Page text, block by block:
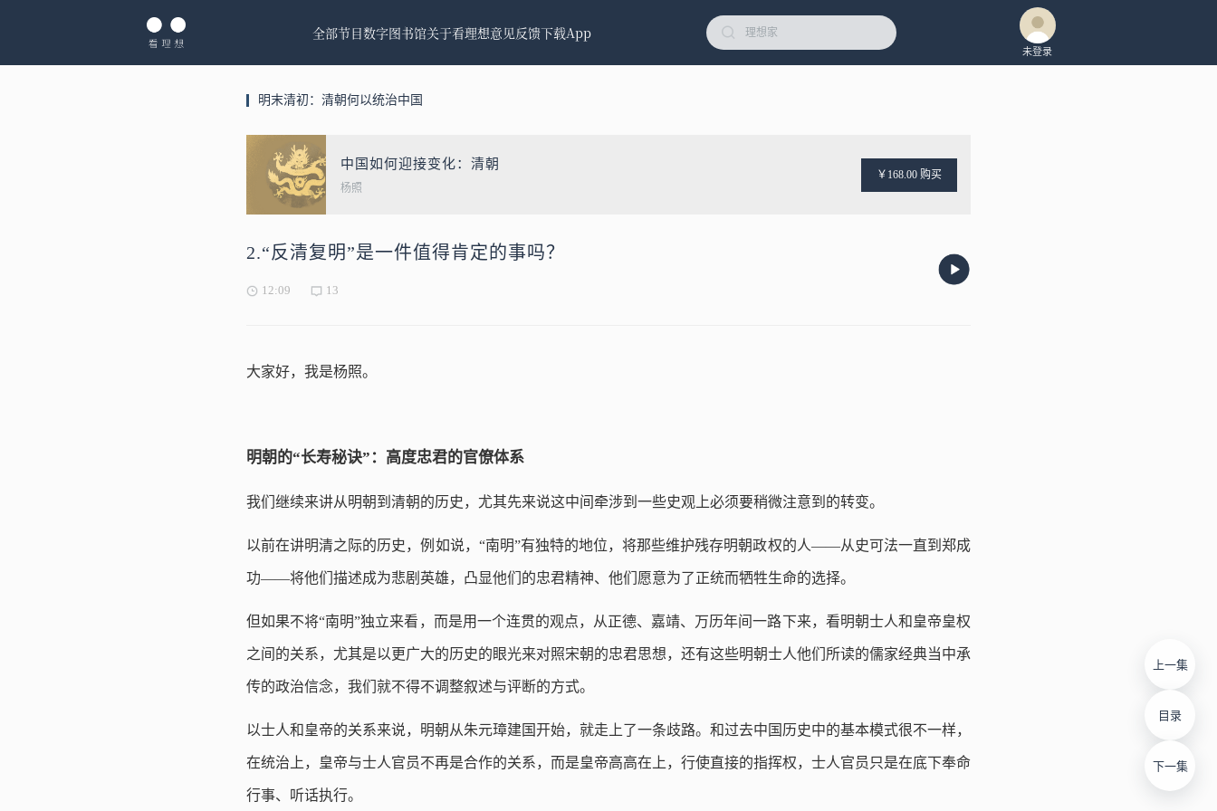
全部节目数字图书馆关于看理想意见反馈下载App
未登录
明末清初：清朝何以统治中国
中国如何迎接变化：清朝
杨照
￥168.00 购买
2.“反清复明”是一件值得肯定的事吗？
12:09 13
上一集
目录
下一集
大家好，我是杨照。
明朝的“长寿秘诀”：高度忠君的官僚体系
我们继续来讲从明朝到清朝的历史，尤其先来说这中间牵涉到一些史观上必须要稍微注意到的转变。
以前在讲明清之际的历史，例如说，“南明”有独特的地位，将那些维护残存明朝政权的人——从史可法一直到郑成
功——将他们描述成为悲剧英雄，凸显他们的忠君精神、他们愿意为了正统而牺牲生命的选择。
但如果不将“南明”独立来看，而是用一个连贯的观点，从正德、嘉靖、万历年间一路下来，看明朝士人和皇帝皇权
之间的关系，尤其是以更广大的历史的眼光来对照宋朝的忠君思想，还有这些明朝士人他们所读的儒家经典当中承
传的政治信念，我们就不得不调整叙述与评断的方式。
以士人和皇帝的关系来说，明朝从朱元璋建国开始，就走上了一条歧路。和过去中国历史中的基本模式很不一样，
在统治上，皇帝与士人官员不再是合作的关系，而是皇帝高高在上，行使直接的指挥权，士人官员只是在底下奉命
行事、听话执行。